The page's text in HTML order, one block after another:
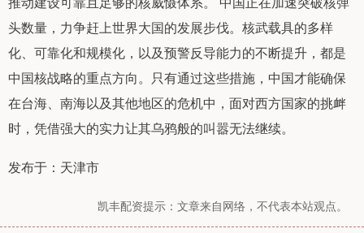
头数量，力争赶上世界大国的发展步伐。核武载具的多样
化、可靠化和规模化，以及预警反导能力的不断提升，都是
中国核战略的重点方向。只有通过这些措施，中国才能确保
在台海、南海以及其他地区的危机中，面对西方国家的挑衅
时，凭借强大的实力让其乌鸦般的叫嚣无法继续。
发布于：天津市
凯丰配资提示：文章来自网络，不代表本站观点。